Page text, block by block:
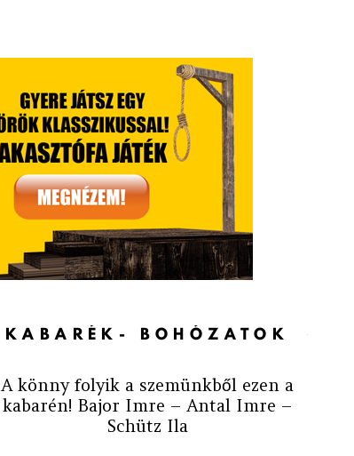
KABARÉK- BOHÓZATOK
A könny folyik a szemünkből ezen a
kabarén! Bajor Imre – Antal Imre –
Schütz Ila